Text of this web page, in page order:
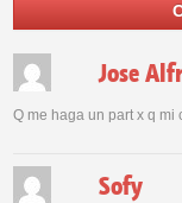
Jose
Q me haga un part x q mi
Sofy